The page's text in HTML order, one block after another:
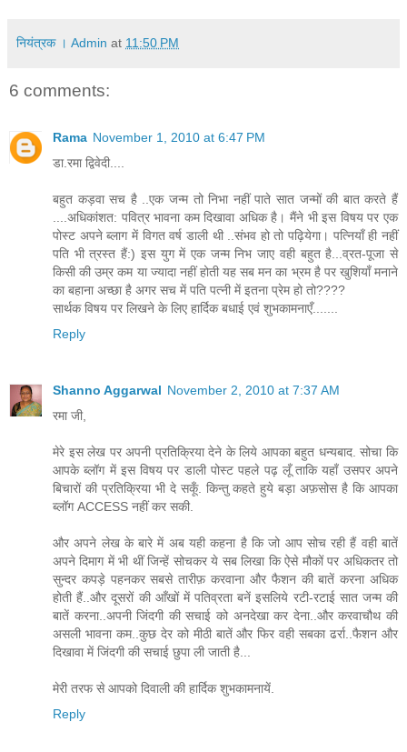
नियंत्रक । Admin at 11:50 PM
6 comments:
Rama November 1, 2010 at 6:47 PM
डा.रमा द्विवेदी....
बहुत कड़वा सच है ..एक जन्म तो निभा नहीं पाते सात जन्मों की बात करते हैं
....अधिकांशत: पवित्र भावना कम दिखावा अधिक है। मैंने भी इस विषय पर एक
पोस्ट अपने ब्लाग में विगत वर्ष डाली थी ..संभव हो तो पढ़ियेगा। पत्नियाँ ही नहीं
पति भी त्रस्त हैं:) इस युग में एक जन्म निभ जाए वही बहुत है...व्रत-पूजा से
किसी की उम्र कम या ज्यादा नहीं होती यह सब मन का भ्रम है पर खुशियाँ मनाने
का बहाना अच्छा है अगर सच में पति पत्नी में इतना प्रेम हो तो????
सार्थक विषय पर लिखने के लिए हार्दिक बधाई एवं शुभकामनाएँ.......
Reply
Shanno Aggarwal November 2, 2010 at 7:37 AM
रमा जी,
मेरे इस लेख पर अपनी प्रतिक्रिया देने के लिये आपका बहुत धन्यबाद. सोचा कि
आपके ब्लॉग में इस विषय पर डाली पोस्ट पहले पढ़ लूँ ताकि यहाँ उसपर अपने
बिचारों की प्रतिक्रिया भी दे सकूँ. किन्तु कहते हुये बड़ा अफ़सोस है कि आपका
ब्लॉग ACCESS नहीं कर सकी.
और अपने लेख के बारे में अब यही कहना है कि जो आप सोच रही हैं वही बातें
अपने दिमाग में भी थीं जिन्हें सोचकर ये सब लिखा कि ऐसे मौकों पर अधिकतर तो
सुन्दर कपड़े पहनकर सबसे तारीफ़ करवाना और फैशन की बातें करना अधिक
होती हैं..और दूसरों की आँखों में पतिव्रता बनें इसलिये रटी-रटाई सात जन्म की
बातें करना..अपनी जिंदगी की सचाई को अनदेखा कर देना..और करवाचौथ की
असली भावना कम..कुछ देर को मीठी बातें और फिर वही सबका ढर्रा..फैशन और
दिखावा में जिंदगी की सचाई छुपा ली जाती है...
मेरी तरफ से आपको दिवाली की हार्दिक शुभकामनायें.
Reply